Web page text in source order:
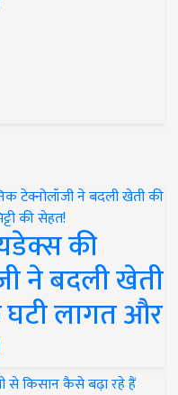
की
ने बदली खेती
घटी लागत और